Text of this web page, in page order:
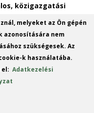
közigazgatási
viszont nem mind
melyeket az Ön gépén
azonosítására nem
szükségesek. Az
k használatába.
el:Adatkezelési